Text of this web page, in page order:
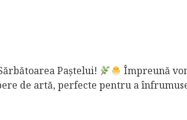
Paștelui!
Împreună
de artă, perfecte pentru a